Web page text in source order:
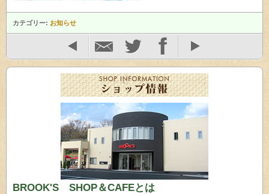
カテゴリー: お知らせ
BROOK'S SHOP＆CAFEとは